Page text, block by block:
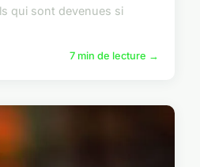
qui sont devenues si
7 min de lecture →